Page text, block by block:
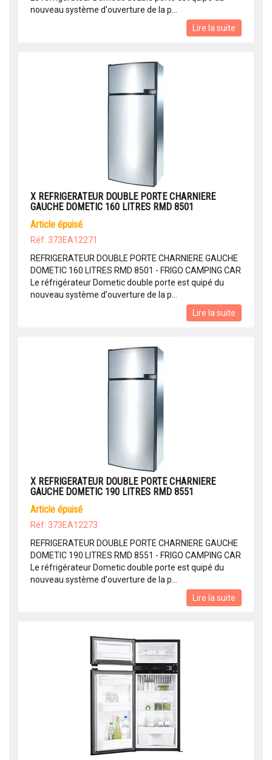
nouveau système d'ouverture de la p...
Lire la suite
X REFRIGERATEUR DOUBLE PORTE CHARNIERE
GAUCHE DOMETIC 160 LITRES RMD 8501
article épuisé
Réf: 373EA12271
REFRIGERATEUR DOUBLE PORTE CHARNIERE GAUCHE
DOMETIC 160 LITRES RMD 8501 - FRIGO CAMPING CAR
Le réfrigérateur Dometic double porte est quipé du
nouveau système d'ouverture de la p...
Lire la suite
X REFRIGERATEUR DOUBLE PORTE CHARNIERE
GAUCHE DOMETIC 190 LITRES RMD 8551
article épuisé
Réf: 373EA12273
REFRIGERATEUR DOUBLE PORTE CHARNIERE GAUCHE
DOMETIC 190 LITRES RMD 8551 - FRIGO CAMPING CAR
Le réfrigérateur Dometic double porte est quipé du
nouveau système d'ouverture de la p...
Lire la suite